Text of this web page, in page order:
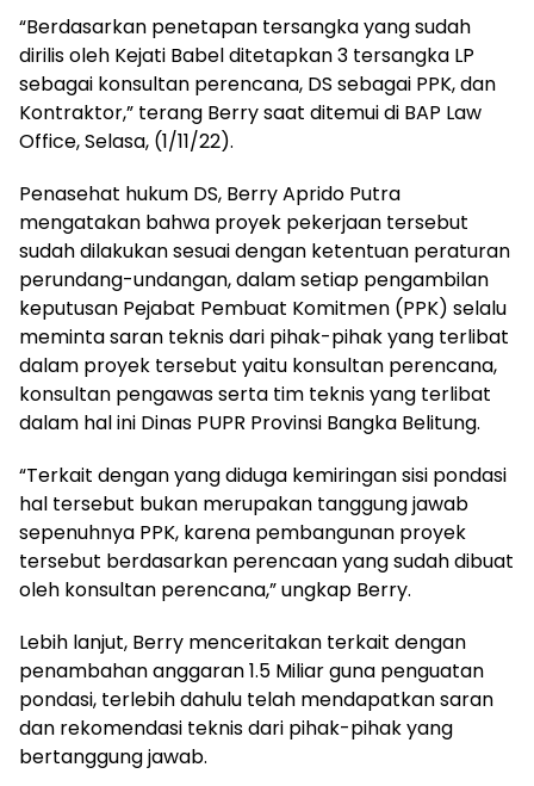
“Berdasarkan penetapan tersangka yang sudah
dirilis oleh Kejati Babel ditetapkan 3 tersangka LP
sebagai konsultan perencana, DS sebagai PPK, dan
Kontraktor,” terang Berry saat ditemui di BAP Law
Office, Selasa, (1/11/22).
Penasehat hukum DS, Berry Aprido Putra
mengatakan bahwa proyek pekerjaan tersebut
sudah dilakukan sesuai dengan ketentuan peraturan
perundang-undangan, dalam setiap pengambilan
keputusan Pejabat Pembuat Komitmen (PPK) selalu
meminta saran teknis dari pihak-pihak yang terlibat
dalam proyek tersebut yaitu konsultan perencana,
konsultan pengawas serta tim teknis yang terlibat
dalam hal ini Dinas PUPR Provinsi Bangka Belitung.
“Terkait dengan yang diduga kemiringan sisi pondasi
hal tersebut bukan merupakan tanggung jawab
sepenuhnya PPK, karena pembangunan proyek
tersebut berdasarkan perencaan yang sudah dibuat
oleh konsultan perencana,” ungkap Berry.
Lebih lanjut, Berry menceritakan terkait dengan
penambahan anggaran 1.5 Miliar guna penguatan
pondasi, terlebih dahulu telah mendapatkan saran
dan rekomendasi teknis dari pihak-pihak yang
bertanggung jawab.